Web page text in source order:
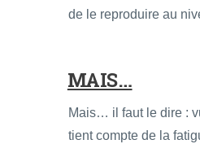
de le reproduire au
MAIS…
Mais… il faut le dire :
tient compte de la